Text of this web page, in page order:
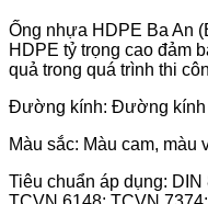
Ống nhựa HDPE Ba An
HDPE tỷ trọng cao đảm
quả trong quá trình thi
Đường kính: Đường kính
Màu sắc: Màu cam, màu
Tiêu chuẩn áp dụng: